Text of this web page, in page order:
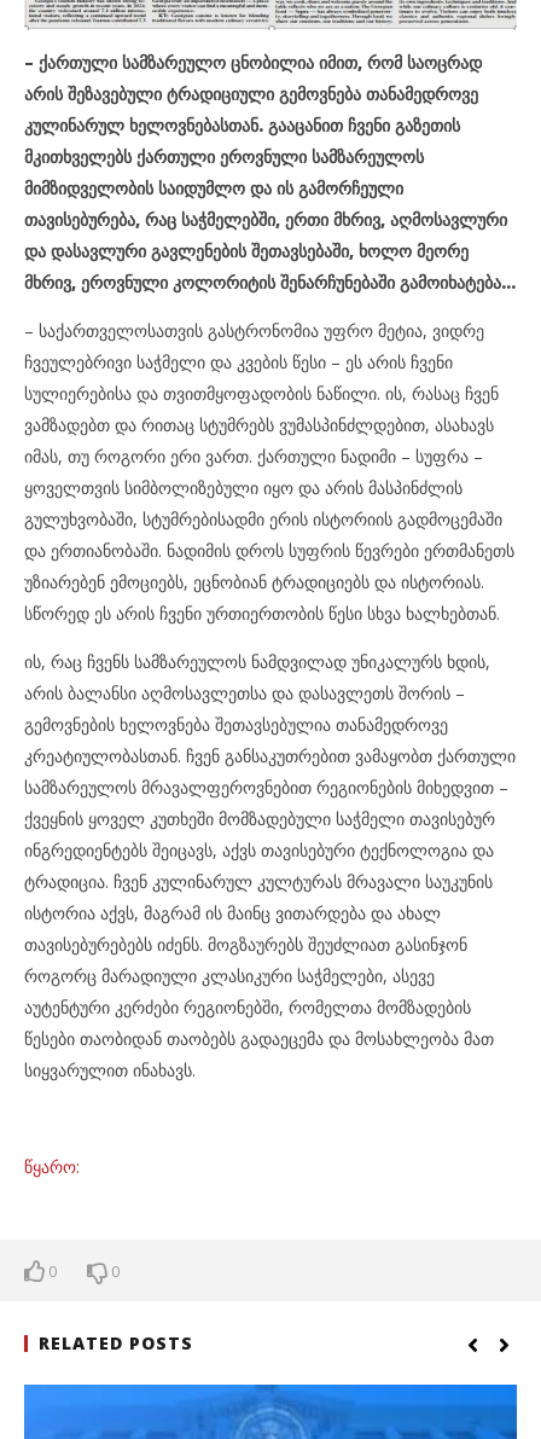
– ქართული სამზარეულო ცნობილია იმით, რომ საოცრად
არის შეზავებული ტრადიციული გემოვნება თანამედროვე
კულინარულ ხელოვნებასთან. გააცანით ჩვენი გაზეთის
მკითხველებს ქართული ეროვნული სამზარეულოს
მიმზიდველობის საიდუმლო და ის გამორჩეული
თავისებურება, რაც საჭმელებში, ერთი მხრივ, აღმოსავლური
და დასავლური გავლენების შეთავსებაში, ხოლო მეორე
მხრივ, ეროვნული კოლორიტის შენარჩუნებაში გამოიხატება…
– საქართველოსათვის გასტრონომია უფრო მეტია, ვიდრე
ჩვეულებრივი საჭმელი და კვების წესი – ეს არის ჩვენი
სულიერებისა და თვითმყოფადობის ნაწილი. ის, რასაც ჩვენ
ვამზადებთ და რითაც სტუმრებს ვუმასპინძლდებით, ასახავს
იმას, თუ როგორი ერი ვართ. ქართული ნადიმი – სუფრა –
ყოველთვის სიმბოლიზებული იყო და არის მასპინძლის
გულუხვობაში, სტუმრებისადმი ერის ისტორიის გადმოცემაში
და ერთიანობაში. ნადიმის დროს სუფრის წევრები ერთმანეთს
უზიარებენ ემოციებს, ეცნობიან ტრადიციებს და ისტორიას.
სწორედ ეს არის ჩვენი ურთიერთობის წესი სხვა ხალხებთან.
ის, რაც ჩვენს სამზარეულოს ნამდვილად უნიკალურს ხდის,
არის ბალანსი აღმოსავლეთსა და დასავლეთს შორის –
გემოვნების ხელოვნება შეთავსებულია თანამედროვე
კრეატიულობასთან. ჩვენ განსაკუთრებით ვამაყობთ ქართული
სამზარეულოს მრავალფეროვნებით რეგიონების მიხედვით –
ქვეყნის ყოველ კუთხეში მომზადებული საჭმელი თავისებურ
ინგრედიენტებს შეიცავს, აქვს თავისებური ტექნოლოგია და
ტრადიცია. ჩვენ კულინარულ კულტურას მრავალი საუკუნის
ისტორია აქვს, მაგრამ ის მაინც ვითარდება და ახალ
თავისებურებებს იძენს. მოგზაურებს შეუძლიათ გასინჯონ
როგორც მარადიული კლასიკური საჭმელები, ასევე
აუტენტური კერძები რეგიონებში, რომელთა მომზადების
წესები თაობიდან თაობებს გადაეცემა და მოსახლეობა მათ
სიყვარულით ინახავს.
წყარო:
0 0
RELATED POSTS